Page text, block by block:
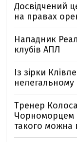
Досвідчений
на правах
Нападник
клубів АПЛ
Із зірки
нелегальному
Тренер
Чорноморцем
такого можна